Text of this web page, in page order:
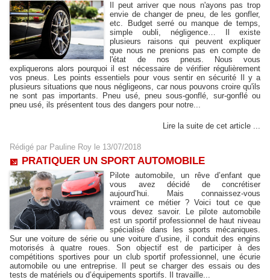
Il peut arriver que nous n'ayons pas trop
envie de changer de pneu, de les gonfler,
etc. Budget serré ou manque de temps,
simple oubli, négligence… Il existe
plusieurs raisons qui peuvent expliquer
que nous ne prenions pas en compte de
l'état de nos pneus. Nous vous
expliquerons alors pourquoi il est nécessaire de vérifier régulièrement
vos pneus. Les points essentiels pour vous sentir en sécurité Il y a
plusieurs situations que nous négligeons, car nous pouvons croire qu'ils
ne sont pas importants. Pneu usé, pneu sous-gonflé, sur-gonflé ou
pneu usé, ils présentent tous des dangers pour notre...
Lire la suite de cet article ...
Rédigé par Pauline Roy le 13/07/2018
PRATIQUER UN SPORT AUTOMOBILE
Pilote automobile, un rêve d’enfant que
vous avez décidé de concrétiser
aujourd’hui. Mais connaissez-vous
vraiment ce métier ? Voici tout ce que
vous devez savoir. Le pilote automobile
est un sportif professionnel de haut niveau
spécialisé dans les sports mécaniques.
Sur une voiture de série ou une voiture d’usine, il conduit des engins
motorisés à quatre roues. Son objectif est de participer à des
compétitions sportives pour un club sportif professionnel, une écurie
automobile ou une entreprise. Il peut se charger des essais ou des
tests de matériels ou d’équipements sportifs. Il travaille...